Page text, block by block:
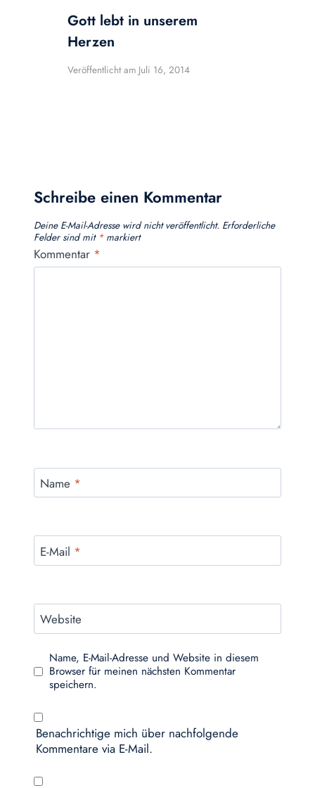
Gott lebt in unserem
Herzen
Veröffentlicht am Juli 16, 2014
Schreibe einen Kommentar
Deine E-Mail-Adresse wird nicht veröffentlicht. Erforderliche
Felder sind mit *markiert
Kommentar *
Name *
E-Mail *
Website
Name, E-Mail-Adresse und Website in diesem
Browser für meinen nächsten Kommentar
speichern.
Benachrichtige mich über nachfolgende
Kommentare via E-Mail.